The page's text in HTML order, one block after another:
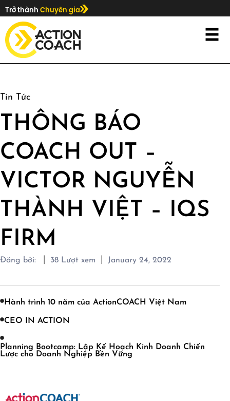
Trở thành Chuyên gia
Tin Tức
THÔNG BÁO
COACH OUT –
VICTOR NGUYỄN
THÀNH VIỆT – IQS
FIRM
Đăng bởi: 38 Lượt xem January 24, 2022
Hành trình 10 năm của ActionCOACH Việt Nam
CEO IN ACTION
Planning Bootcamp: Lập Kế Hoạch Kinh Doanh Chiến
Lược cho Doanh Nghiệp Bền Vững